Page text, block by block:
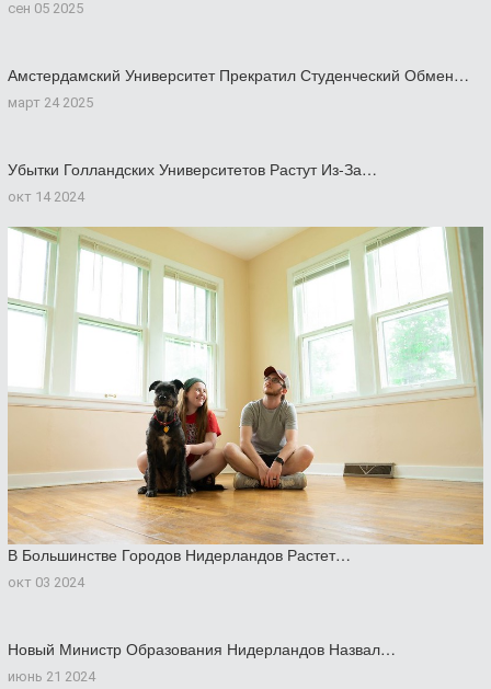
сен 05 2025
Амстердамский Университет Прекратил Студенческий Обмен…
март 24 2025
Убытки Голландских Университетов Растут Из-За…
окт 14 2024
В Большинстве Городов Нидерландов Растет…
окт 03 2024
Новый Министр Образования Нидерландов Назвал…
июнь 21 2024